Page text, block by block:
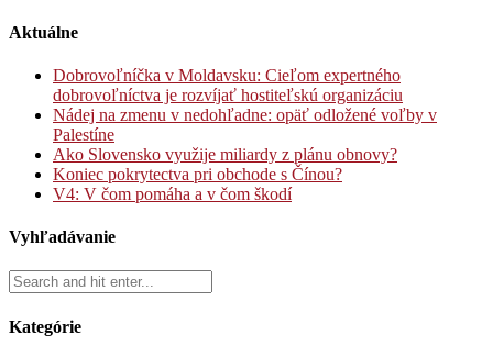
Aktuálne
Dobrovoľníčka v Moldavsku: Cieľom expertného
dobrovoľníctva je rozvíjať hostiteľskú organizáciu
Nádej na zmenu v nedohľadne: opäť odložené voľby v
Palestíne
Ako Slovensko využije miliardy z plánu obnovy?
Koniec pokrytectva pri obchode s Čínou?
V4: V čom pomáha a v čom škodí
Vyhľadávanie
Kategórie